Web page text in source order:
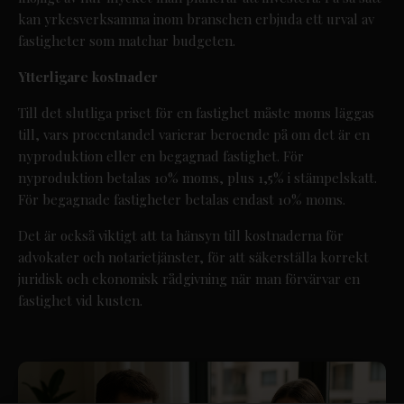
kan yrkesverksamma inom branschen erbjuda ett urval av
fastigheter som matchar budgeten.
Ytterligare kostnader
Till det slutliga priset för en fastighet måste moms läggas
till, vars procentandel varierar beroende på om det är en
nyproduktion eller en begagnad fastighet. För
nyproduktion betalas 10% moms, plus 1,5% i stämpelskatt.
För begagnade fastigheter betalas endast 10% moms.
Det är också viktigt att ta hänsyn till kostnaderna för
advokater och notarietjänster, för att säkerställa korrekt
juridisk och ekonomisk rådgivning när man förvärvar en
fastighet vid kusten.